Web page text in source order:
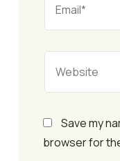
Save my
browser for